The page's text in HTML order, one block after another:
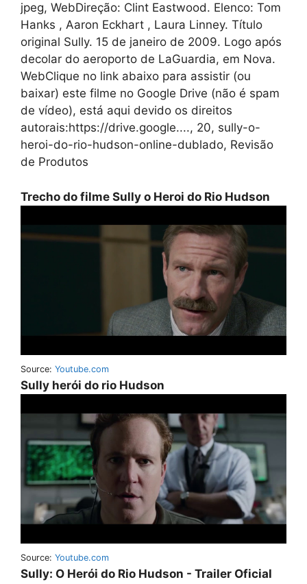
jpeg, WebDireção: Clint Eastwood. Elenco: Tom
Hanks , Aaron Eckhart , Laura Linney. Título
original Sully. 15 de janeiro de 2009. Logo após
decolar do aeroporto de LaGuardia, em Nova.
WebClique no link abaixo para assistir (ou
baixar) este filme no Google Drive (não é spam
de vídeo), está aqui devido os direitos
autorais:https://drive.google...., 20, sully-o-
heroi-do-rio-hudson-online-dublado, Revisão
de Produtos
Trecho do filme Sully o Heroi do Rio Hudson
Source: Youtube.com
Sully herói do rio Hudson
Source: Youtube.com
Sully: O Herói do Rio Hudson - Trailer Oficial